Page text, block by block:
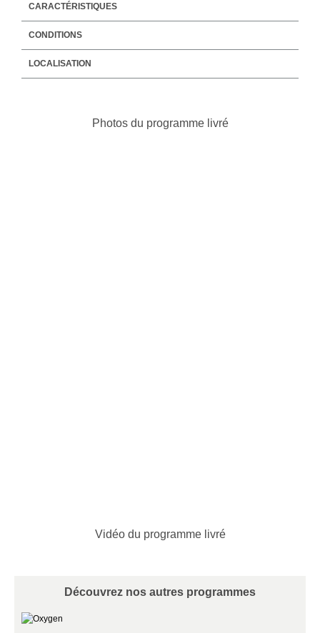
CARACTÉRISTIQUES
CONDITIONS
LOCALISATION
Photos du programme livré
Vidéo du programme livré
Découvrez nos autres programmes